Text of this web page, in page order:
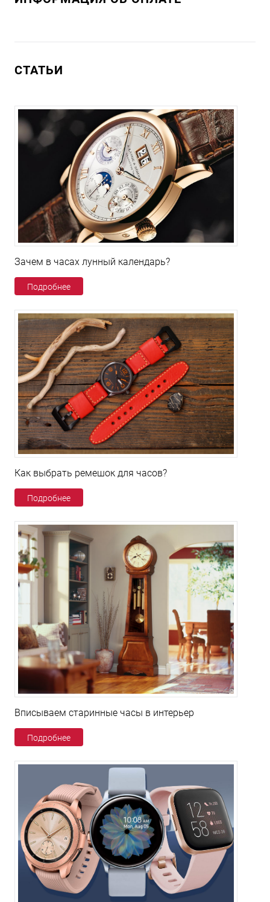
СТАТЬИ
Зачем в часах лунный календарь?
Подробнее
Как выбрать ремешок для часов?
Подробнее
Вписываем старинные часы в интерьер
Подробнее